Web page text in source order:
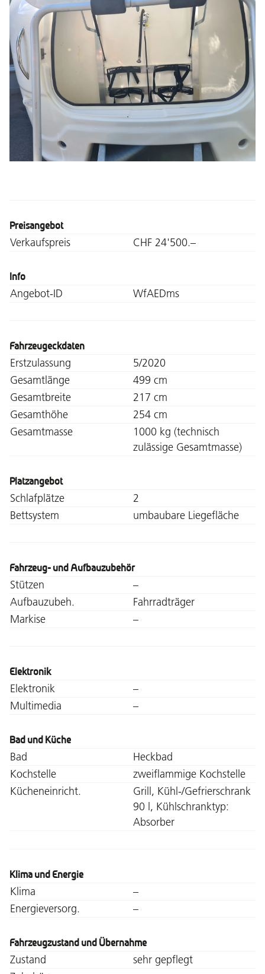
Preisangebot
Verkaufspreis CHF 24'500.–
Info
Angebot-ID WfAEDms
Fahrzeugeckdaten
Erstzulassung
5/2020
Gesamtlänge
499 cm
Gesamtbreite
217 cm
Gesamthöhe
254 cm
Gesamtmasse
1000 kg (technisch
zulässige Gesamtmasse)
Platzangebot
Schlafplätze
2
Bettsystem
umbaubare Liegefläche
Fahrzeug- und Aufbauzubehör
Stützen
–
Aufbauzubeh.
Fahrradträger
Markise
–
Elektronik
Elektronik
–
Multimedia
–
Bad und Küche
Bad
Heckbad
Kochstelle
zweiflammige Kochstelle
Kücheneinricht.
Grill, Kühl-/Gefrierschrank
90 l, Kühlschranktyp:
Absorber
Klima und Energie
Klima
–
Energieversorg.
–
Fahrzeugzustand und Übernahme
Zustand
sehr gepflegt